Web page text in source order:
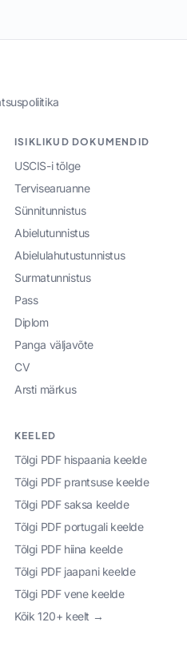
ISIKLIKUD DOKUMENDID
USCIS-i tõlge
Tervisearuanne
Sünnitunnistus
Abielutunnistus
Abielulahutustunnistus
Surmatunnistus
Pass
Diplom
Panga väljavõte
CV
Arsti märkus
KEELED
Tõlgi PDF hispaania keelde
Tõlgi PDF prantsuse keelde
Tõlgi PDF saksa keelde
Tõlgi PDF portugali keelde
Tõlgi PDF hiina keelde
Tõlgi PDF jaapani keelde
Tõlgi PDF vene keelde
Kõik 120+ keelt →